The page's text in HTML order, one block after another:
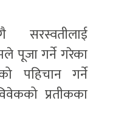
सरस्वतीलाई
पूजा गर्ने गरेका
पहिचान गर्ने
प्रतीकका